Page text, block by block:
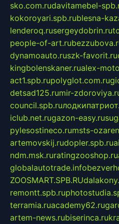
sko.com.rudavitamebel-
kokoroyari.spb.rublesna-
lenderoq.rusergeydobrin.ru
people-of-art.ru
dynamoauto.ruszk-favorit.ru
kingbolenskaner.rualex-
act1.spb.rupolyglot.com.ru
detsad125.rumir-
council.spb.ru
iclub.net.rugazon-easy.ru
pylesostineco.rumsts-
artemovskij.rudopler.spb.ru
ndm.msk.ruratingzooshop.ru
globalautotrade.info
ZOOSMART.SPB.RU
remontt.spb.ru
terramia.ruacademy62.ru
artem-news.rubiserinca.ru